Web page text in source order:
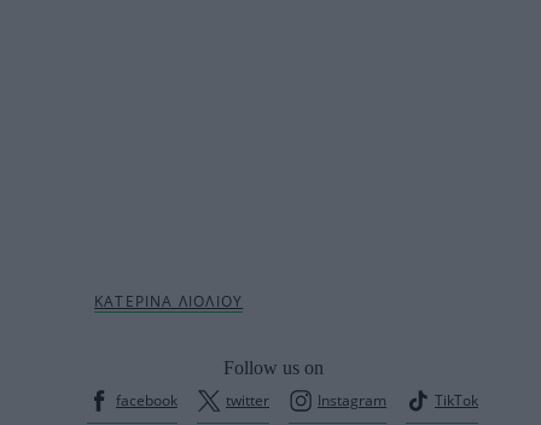
Follow us on
facebook
twitter Instagram TikTok